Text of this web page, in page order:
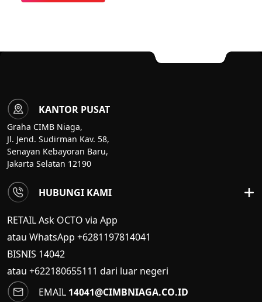
KANTOR PUSAT
Graha CIMB Niaga,
Jl. Jend. Sudirman Kav. 58,
Senayan Kebayoran Baru,
Jakarta Selatan 12190
HUBUNGI KAMI
RETAIL Ask OCTO via App
atau WhatsApp +6281197814041
BISNIS 14042
atau +622180655111 dari luar negeri
EMAIL 14041@CIMBNIAGA.CO.ID